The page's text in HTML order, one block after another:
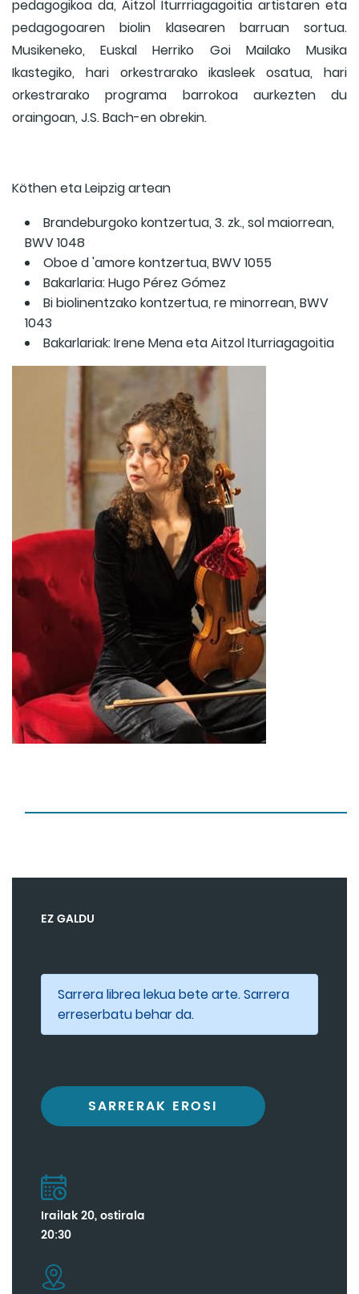
pedagogikoa da, Aitzol Iturrriagagoitia artistaren eta
pedagogoaren biolin klasearen barruan sortua.
Musikeneko, Euskal Herriko Goi Mailako Musika
Ikastegiko, hari orkestrarako ikasleek osatua, hari
orkestrarako programa barrokoa aurkezten du
oraingoan, J.S. Bach-en obrekin.
Köthen eta Leipzig artean
Brandeburgoko kontzertua, 3. zk., sol maiorrean,
BWV 1048
Oboe d 'amore kontzertua, BWV 1055
Bakarlaria: Hugo Pérez Gómez
Bi biolinentzako kontzertua, re minorrean, BWV
1043
Bakarlariak: Irene Mena eta Aitzol Iturriagagoitia
EZ GALDU
Sarrera librea lekua bete arte. Sarrera
erreserbatu behar da.
SARRERAK EROSI
Irailak 20, ostirala
20:30